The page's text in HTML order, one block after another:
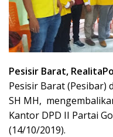
Pesisir Barat,
Pesisir Barat (Pesibar)
SH MH,
Kantor DPD II Partai
(14/10/2019).